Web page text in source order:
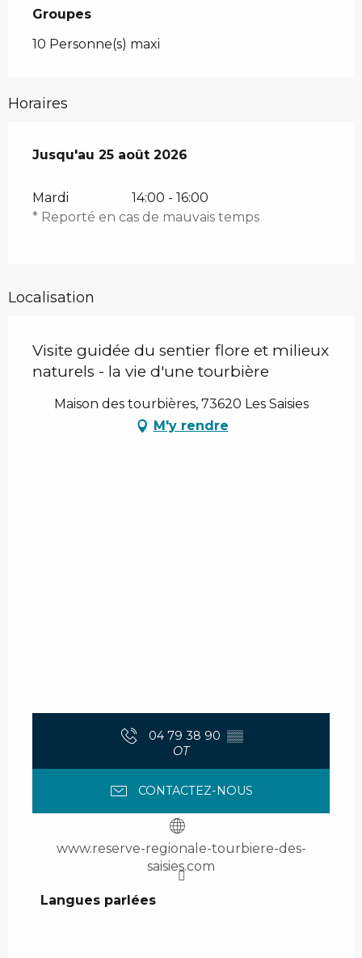
Groupes
Groupes
10 Personne(s) maxi
Horaires
Du7 juillet 2026 au25 août 2026
Jusqu'au 25 août 2026
Mardi
14:00 - 16:00
* Reporté en cas de mauvais temps
Localisation
Visite guidée du sentier flore et milieux
naturels - la vie d'une tourbière
Maison des tourbières, 73620 Les Saisies
M'y rendre
04 79 38 90 ▒▒
OT
CONTACTEZ-NOUS
www.reserve-regionale-tourbiere-des-
saisies.com
Langues parlées
Langues parlées